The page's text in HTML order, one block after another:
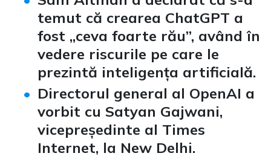
temut că crearea ChatGPT a
fost „ceva foarte rău”, având în
vedere riscurile pe care le
prezintă inteligența artificială.
Directorul general al OpenAI a
vorbit cu Satyan Gajwani,
vicepreședinte al Times
Internet, la New Delhi.